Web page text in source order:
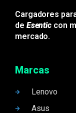
Cargadores
de Esentic con
mercado.
Marcas
Lenovo
Asus